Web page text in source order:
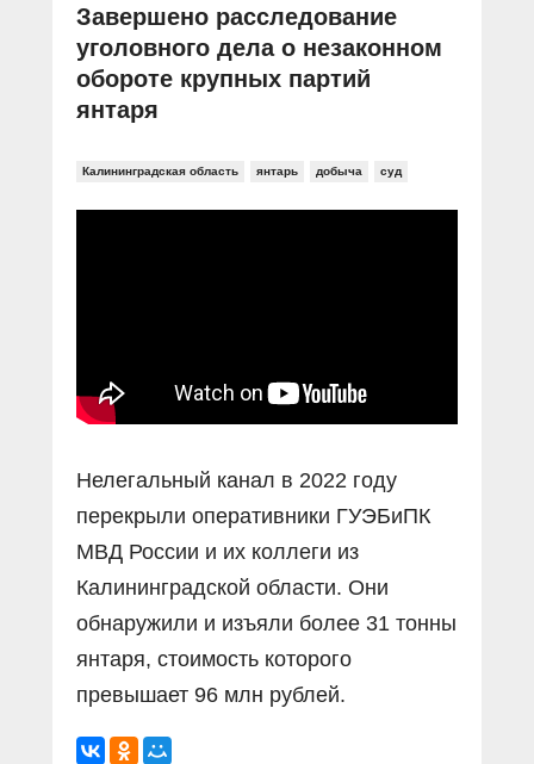
Завершено расследование
уголовного дела о незаконном
обороте крупных партий
янтаря
Калининградская область янтарь добыча суд
Нелегальный канал в 2022 году
перекрыли оперативники ГУЭБиПК
МВД России и их коллеги из
Калининградской области. Они
обнаружили и изъяли более 31 тонны
янтаря, стоимость которого
превышает 96 млн рублей.